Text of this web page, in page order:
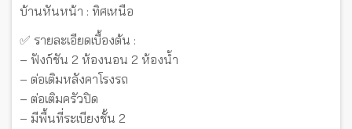
บ้านหันหน้า : ทิศเหนือ
✅ รายละเอียดเบื้องต้น :
– ฟังก์ชัน 2 ห้องนอน 2 ห้องน้ำ
– ต่อเติมหลังคาโรงรถ
– ต่อเติมครัวปิด
– มีพื้นที่ระเบียงชั้น 2